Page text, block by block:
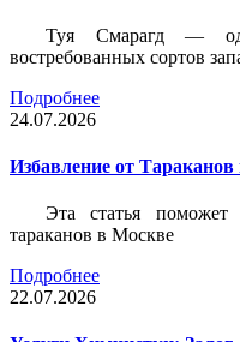
Туя Смарагд —
востребованных сортов
Подробнее
24.07.2026
Избавление от
Эта статья поможет
тараканов в Москве
Подробнее
22.07.2026